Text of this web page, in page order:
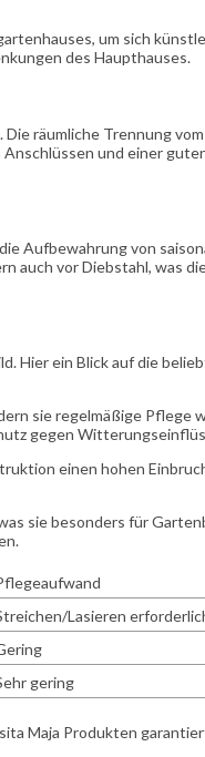
um sich
des Haupthauses.
räumliche Trennung
und einer
Aufbewahrung von
auch vor Diebstahl, was
Hier ein Blick auf die
sie regelmäßige Pflege
gegen
einen hohen
sie besonders für
Lasieren
gering
Maja Produkten